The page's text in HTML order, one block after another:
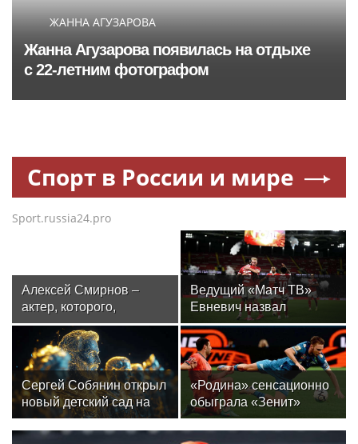
ЖАННА АГУЗАРОВА
Жанна Агузарова появилась на отдыхе
с 22-летним фотографом
Спорт в России и мире
Sport.russia24.pro
Алексей Смирнов –
актер, которого,
надеюсь, еще не
забыли
Ведущий «Матч ТВ»
Евневич назвал
«Спартак» фаворитом
матча с «Краснодаром»
Сергей Собянин открыл
новый детский сад на
300 мест в Москве
«Родина» сенсационно
обыграла «Зенит»
и одержала первую